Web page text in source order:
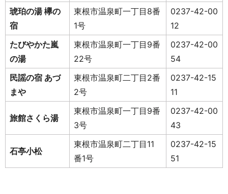
琥珀の湯 欅の
宿
東根市温泉町一丁目8番
1号
0237-42-00
12
たびやかた嵐
の湯
東根市温泉町一丁目9番
22号
0237-42-00
54
民謡の宿 あづ
まや
東根市温泉町二丁目2番
2号
0237-42-15
11
旅館さくら湯
東根市温泉町一丁目9番
3号
0237-42-00
43
石亭小松
東根市温泉町二丁目11
番1号
0237-42-15
51